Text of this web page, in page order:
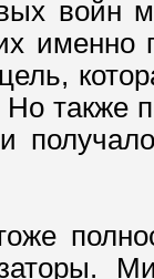
войн
именно
также